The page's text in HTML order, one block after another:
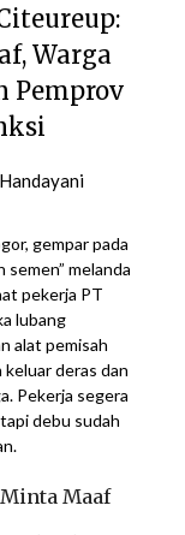
Warga
Pemprov
gempar pada
melanda
pekerja PT
lubang
alat pemisah
deras dan
Pekerja segera
debu sudah
Maaf